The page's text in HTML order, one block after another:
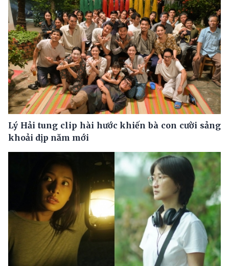
Lý Hải tung clip hài hước khiến bà con cười sảng
khoải dịp năm mới